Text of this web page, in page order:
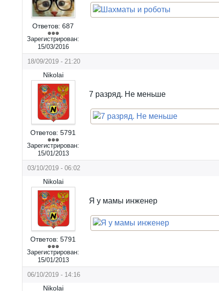
Ответов: 687
Зарегистрирован:
15/03/2016
18/09/2019 - 21:20
Nikolai
Ответов: 5791
Зарегистрирован:
15/01/2013
7 разряд. Не меньше
03/10/2019 - 06:02
Nikolai
Ответов: 5791
Зарегистрирован:
15/01/2013
Я у мамы инженер
06/10/2019 - 14:16
Nikolai